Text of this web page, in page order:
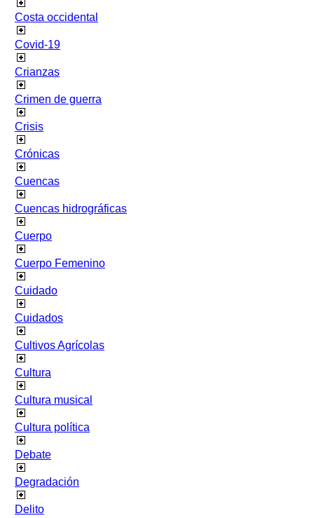
Costa occidental
Covid-19
Crianzas
Crimen de guerra
Crisis
Crónicas
Cuencas
Cuencas hidrográficas
Cuerpo
Cuerpo Femenino
Cuidado
Cuidados
Cultivos Agrícolas
Cultura
Cultura musical
Cultura política
Debate
Degradación
Delito